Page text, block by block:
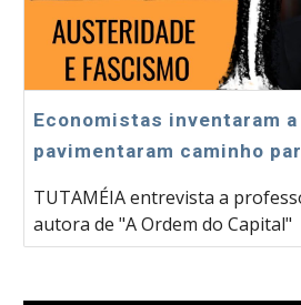
Economistas inventaram
pavimentaram caminho
TUTAMÉIA entrevista a
autora de "A Ordem do Capital"